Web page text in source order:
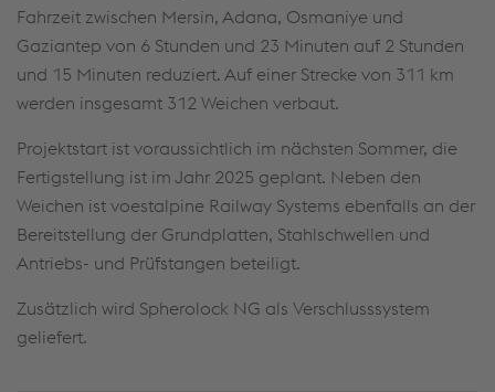
Fahrzeit zwischen Mersin, Adana, Osmaniye und
Gaziantep von 6 Stunden und 23 Minuten auf 2 Stunden
und 15 Minuten reduziert. Auf einer Strecke von 311 km
werden insgesamt 312 Weichen verbaut.
Projektstart ist voraussichtlich im nächsten Sommer, die
Fertigstellung ist im Jahr 2025 geplant. Neben den
Weichen ist voestalpine Railway Systems ebenfalls an der
Bereitstellung der Grundplatten, Stahlschwellen und
Antriebs- und Prüfstangen beteiligt.
Zusätzlich wird Spherolock NG als Verschlusssystem
geliefert.